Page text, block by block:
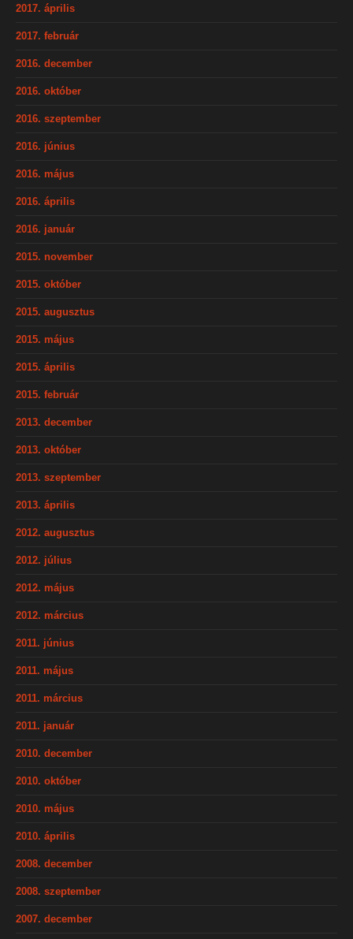
2017. április
2017. február
2016. december
2016. október
2016. szeptember
2016. június
2016. május
2016. április
2016. január
2015. november
2015. október
2015. augusztus
2015. május
2015. április
2015. február
2013. december
2013. október
2013. szeptember
2013. április
2012. augusztus
2012. július
2012. május
2012. március
2011. június
2011. május
2011. március
2011. január
2010. december
2010. október
2010. május
2010. április
2008. december
2008. szeptember
2007. december